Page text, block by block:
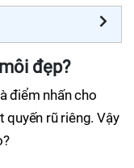
đẹp?
điểm nhấn cho
rũ riêng. Vậy